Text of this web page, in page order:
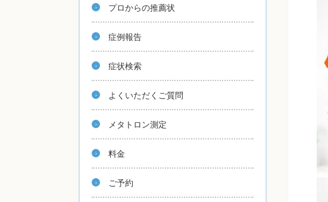
プロからの推薦状
症例報告
症状検索
よくいただくご質問
メタトロン測定
料金
ご予約